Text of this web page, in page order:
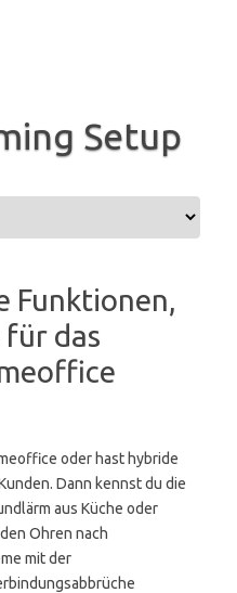
Setup
Funktionen,
für das
oder hast hybride
Dann kennst du die
aus Küche oder
Ohren nach
mit der